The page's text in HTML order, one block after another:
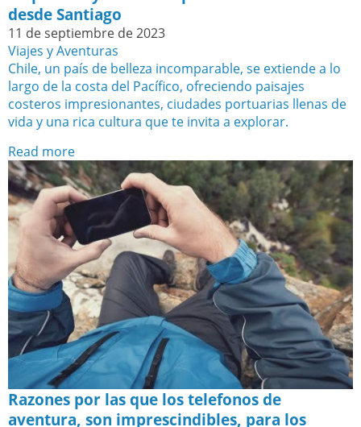
desde Santiago
11 de septiembre de 2023
Viajes y Aventuras
Chile, un país de belleza incomparable, se extiende a lo
largo de la costa del Pacífico, ofreciendo paisajes
costeros impresionantes, ciudades portuarias llenas de
vida y una rica cultura que te invita a explorar.
Read more
Razones por las que los telefonos de
aventura, son imprescindibles, para los